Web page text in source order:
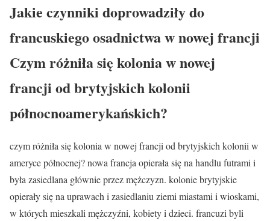
Jakie czynniki doprowadziły do
francuskiego osadnictwa w nowej francji
Czym różniła się kolonia w nowej
francji od brytyjskich kolonii
północnoamerykańskich?
czym różniła się kolonia w nowej francji od brytyjskich kolonii w
ameryce północnej? nowa francja opierała się na handlu futrami i
była zasiedlana głównie przez mężczyzn. kolonie brytyjskie
opierały się na uprawach i zasiedlaniu ziemi miastami i wioskami,
w których mieszkali mężczyźni, kobiety i dzieci. francuzi byli